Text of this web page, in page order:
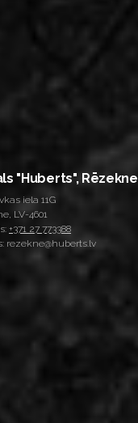
"Huberts", Rēzekne
iela 11G
LV-4601
+371 27 773388
rezekne@huberts.lv